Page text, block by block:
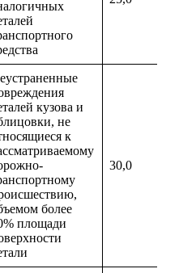
кузова и
не
к
более
площади
30,0